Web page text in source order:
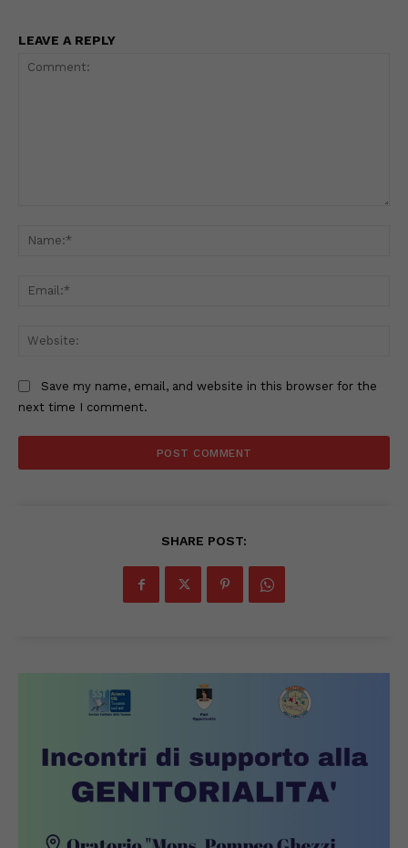
LEAVE A REPLY
Save my name, email, and website in this browser for the
next time I comment.
SHARE POST: